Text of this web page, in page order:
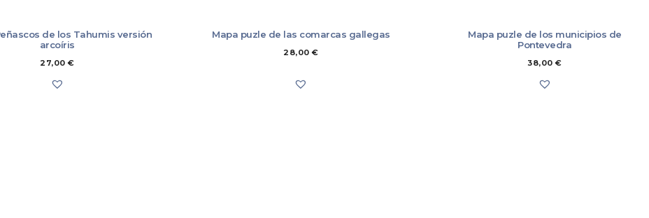
acredites mediante el albarán de la empresa de transporte que ya lo envió.
No es posible la devolución parcial de un pedido, salvo en los casos estipulados por la Comisión
Europea, en los que lo acuerden bilateralmente el comprador y creativasgalegas.gal.
almacenes (7,00 €), que se descontará del importe a devolver.
de los Tahumis versión
arcoíris
27,00 €
Mapa puzle de las comarcas gallegas
28,00 €
Mapa puzle de los municipios de
Pontevedra
38,00 €